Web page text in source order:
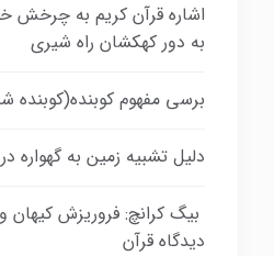
اشاره قرآن کریم به
به دور کهکشان راه شیری
برسی مفهوم کوبنده(کوبنده
دلیل تشبیه زمین به گهواره
بیگ کرانچ: فروریزش کیهان
دیدگاه قرآن